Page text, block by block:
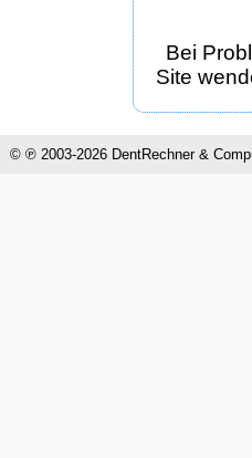
Bei
Site
© ℗ 2003-2026 DentRechner &